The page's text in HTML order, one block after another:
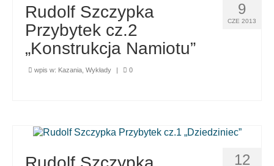
9
CZE 2013
Rudolf Szczypka
Przybytek cz.2
„Konstrukcja Namiotu”
wpis w: Kazania Wykłady 0
12